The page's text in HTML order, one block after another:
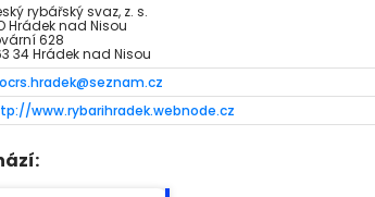
rybářský svaz, z. s.
Hrádek nad Nisou
628
34 Hrádek nad Nisou
www.rybarihradek.webnode.cz